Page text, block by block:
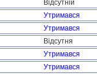
Відсутній
Утримався
Утримався
Відсутня
Утримався
Утримався